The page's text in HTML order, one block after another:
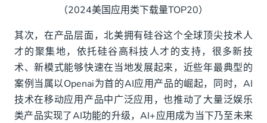
（2024美国应用类下载量TOP20）
其次，在产品层面，北美拥有硅谷这个全球顶尖技术人
才的聚集地，依托硅谷高科技人才的支持，很多新技
术、新模式能够快速在当地发展起来，近些年最典型的
案例当属以Openai为首的AI应用产品的崛起，同时，AI
技术在移动应用产品中广泛应用，也推动了大量泛娱乐
类产品实现了AI功能的升级，AI+应用成为当下乃至未来